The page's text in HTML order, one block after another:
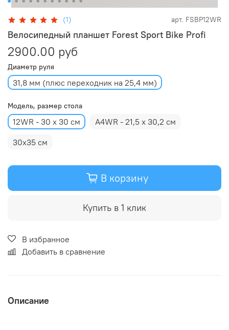
(1) арт. FSBP12WR
Велосипедный планшет Forest Sport Bike Profi
2900.00 руб
Диаметр руля
31,8 мм (плюс переходник на 25,4 мм)
Модель, размер стола
12WR - 30 х 30 см
A4WR - 21,5 х 30,2 см
30х35 см
В корзину
Купить в 1 клик
В избранное
Добавить в сравнение
Описание